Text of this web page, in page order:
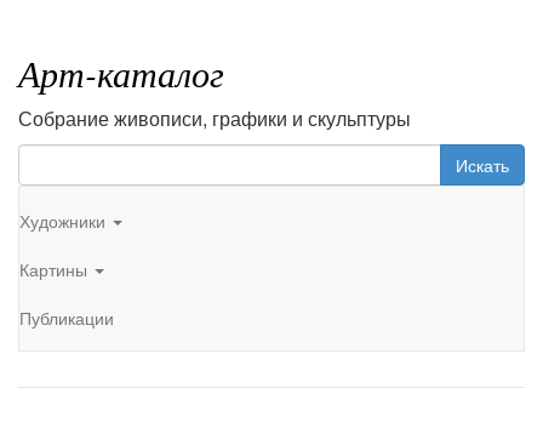
Арт-каталог
Собрание живописи, графики и скульптуры
Искать
Художники
Картины
Публикации